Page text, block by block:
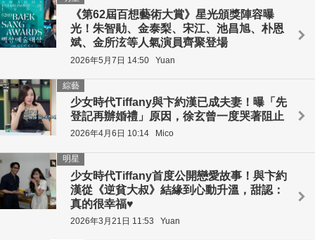
《第62屆百想藝術大賞》星光頒獎陣容曝
光！朱智勛、金泰梨、宋江、池昌旭、朴恩
斌、金所泫等人氣演員齊聚登場
2026年5月7日 14:50 Yuan
少女時代Tiffany與卞約漢已成夫妻！曝「先
登記再辦婚禮」原因，徐玄曾一度哭著阻止
綜藝
2026年4月6日 10:14 Mico
少女時代Tiffany首度公開戀愛故事！與卞約
漢從《逆貧大叔》結緣到心動升溫，甜認：
真的很幸福♥
明星
2026年3月21日 11:53 Yuan